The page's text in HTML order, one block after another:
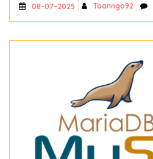
08-07-2025 Toanngo92